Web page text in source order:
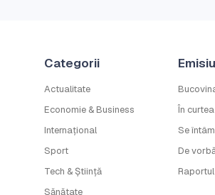
Categorii
Actualitate
Economie & Business
Internațional
Sport
Tech & Știință
Sănătate
În
Se
De